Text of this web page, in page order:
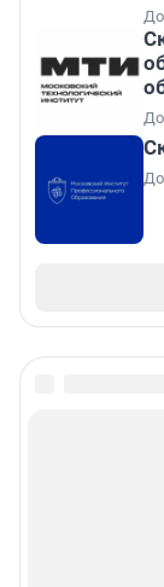
До
До
До